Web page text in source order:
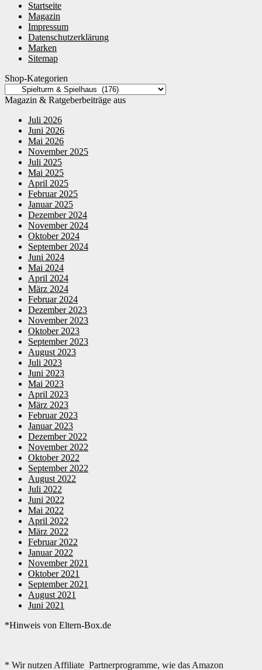
Startseite
Magazin
Impressum
Datenschutzerklärung
Marken
Sitemap
Shop-Kategorien
Magazin & Ratgeberbeiträge aus
Juli 2026
Juni 2026
Mai 2026
November 2025
Juli 2025
Mai 2025
April 2025
Februar 2025
Januar 2025
Dezember 2024
November 2024
Oktober 2024
September 2024
Juni 2024
Mai 2024
April 2024
März 2024
Februar 2024
Dezember 2023
November 2023
Oktober 2023
September 2023
August 2023
Juli 2023
Juni 2023
Mai 2023
April 2023
März 2023
Februar 2023
Januar 2023
Dezember 2022
November 2022
Oktober 2022
September 2022
August 2022
Juli 2022
Juni 2022
Mai 2022
April 2022
März 2022
Februar 2022
Januar 2022
November 2021
Oktober 2021
September 2021
August 2021
Juni 2021
*Hinweis von Eltern-Box.de
* Wir nutzen Affiliate Partnerprogramme, wie das Amazon